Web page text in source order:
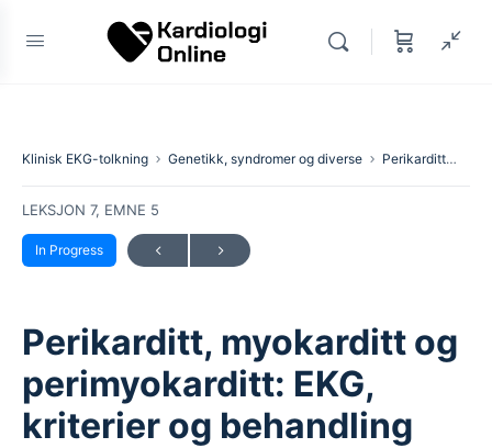
Klinisk EKG-tolkning Genetikk, syndromer og diverse Perikarditt, myokarditt og perimyokarditt: EKG, kriterier og behandling
LEKSJON 7, EMNE 5
In Progress
Perikarditt, myokarditt og
perimyokarditt: EKG,
kriterier og behandling